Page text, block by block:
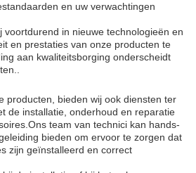
en uw verwachtingen
voortdurend in nieuwe technologieën en
en prestaties van onze producten te
aan kwaliteitsborging onderscheidt
producten, bieden wij ook diensten ter
de installatie, onderhoud en reparatie
team van technici kan hands-
bieden om ervoor te zorgen dat
zijn geïnstalleerd en correct